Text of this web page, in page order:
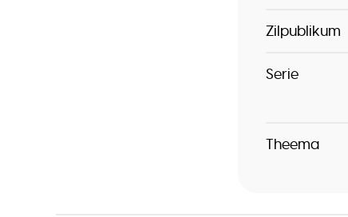
Zilpublikum
Serie
Theema